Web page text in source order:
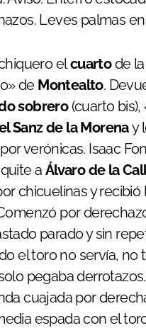
Leves palmas
elcuartode la
de Montealto.
sobrero(cuarto bis),
Sanz de la Morenay
verónicas. Isaac
a Álvaro de la
chicuelinas y recibió
por
parado y sin
el toro no servía, no
pegaba
cuajada por
espada con el